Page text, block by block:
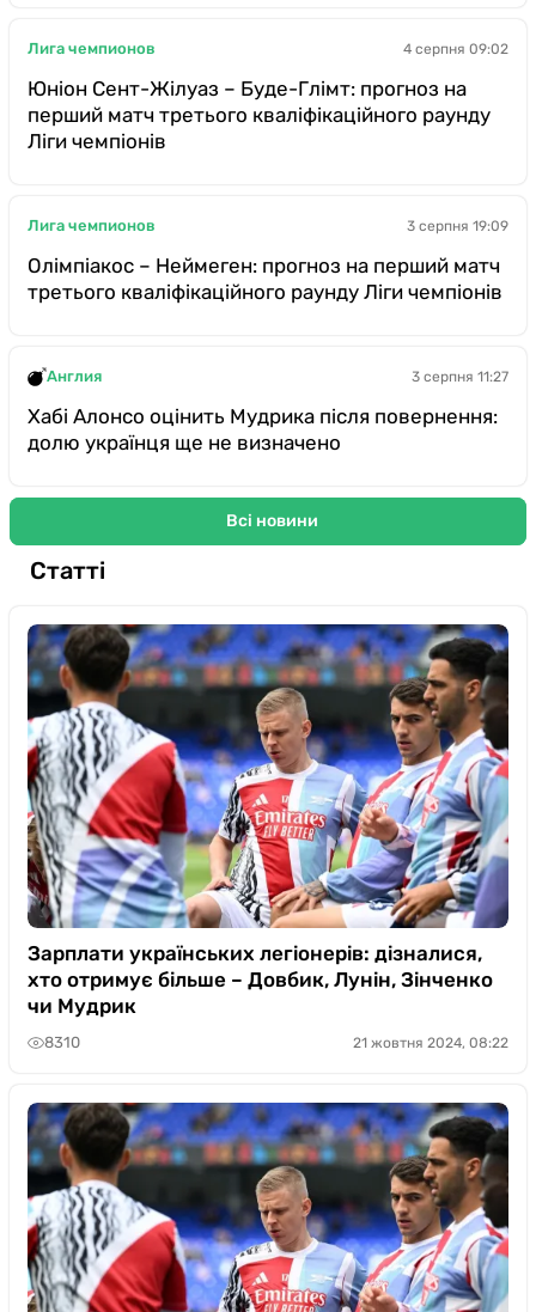
Лига чемпионов 4 серпня 09:02
Юніон Сент-Жілуаз – Буде-Глімт: прогноз на
перший матч третього кваліфікаційного раунду
Ліги чемпіонів
Лига чемпионов 3 серпня 19:09
Олімпіакос – Неймеген: прогноз на перший матч
третього кваліфікаційного раунду Ліги чемпіонів
Англия 3 серпня 11:27
Хабі Алонсо оцінить Мудрика після повернення:
долю українця ще не визначено
Всі новини
Статті
Зарплати українських легіонерів: дізналися,
хто отримує більше – Довбик, Лунін, Зінченко
чи Мудрик
8310 21 жовтня 2024, 08:22